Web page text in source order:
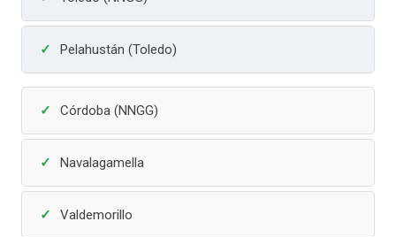
Pelahustán (Toledo)
Córdoba (NNGG)
Navalagamella
Valdemorillo